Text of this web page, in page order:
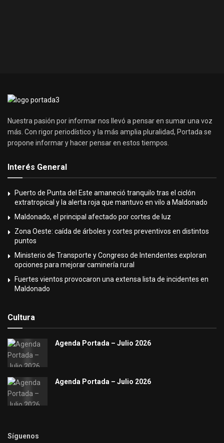
Nuestra pasión por informar nos llevó a pensar en sumar una voz
más. Con rigor periodístico y la más amplia pluralidad, Portada se
propone informar y hacer pensar en estos tiempos.
Interés General
Puerto de Punta del Este amaneció tranquilo tras el ciclón
extratropical y la alerta roja que mantuvo en vilo a Maldonado
Maldonado, el principal afectado por cortes de luz
Zona Oeste: caída de árboles y cortes preventivos en distintos
puntos
Ministerio de Transporte y Congreso de Intendentes exploran
opciones para mejorar caminería rural
Fuertes vientos provocaron una extensa lista de incidentes en
Maldonado
Cultura
Agenda Portada – Julio 2026
Agenda Portada – Julio 2026
Síguenos